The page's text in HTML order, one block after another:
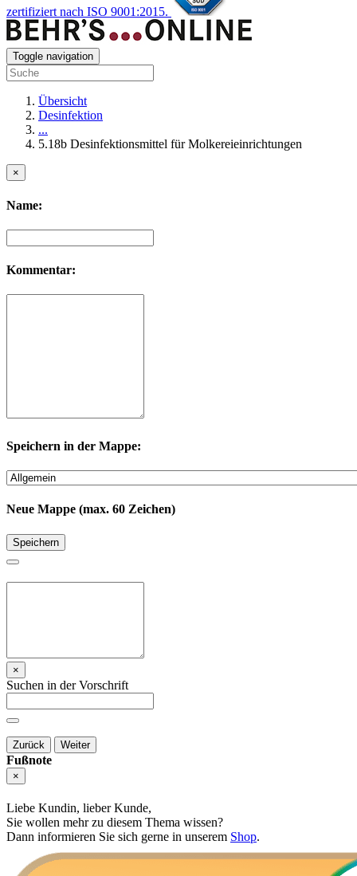
zertifiziert nach ISO 9001:2015.
Toggle navigation
Übersicht
Desinfektion
...
5.18b Desinfektionsmittel für Molkereieinrichtungen
×
Name:
Kommentar:
Speichern in der Mappe:
Neue Mappe (max. 60 Zeichen)
Speichern
×
Suchen in der Vorschrift
Zurück Weiter
Fußnote
×
Liebe Kundin, lieber Kunde,
Sie wollen mehr zu diesem Thema wissen?
Dann informieren Sie sich gerne in unserem Shop.